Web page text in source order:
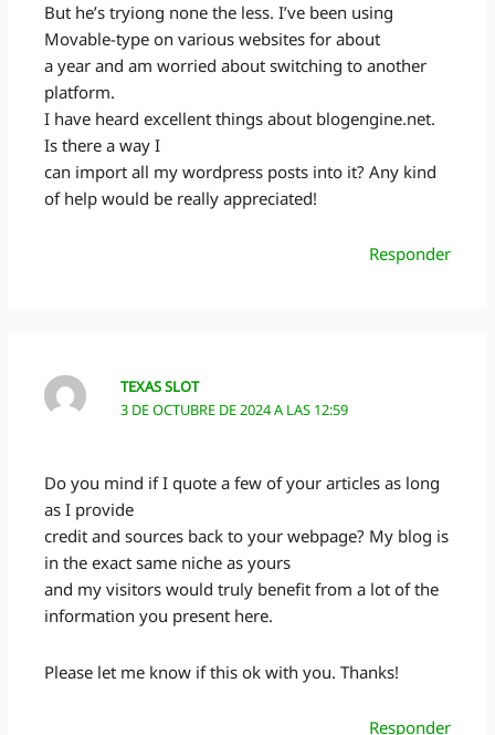
But he’s tryiong none the less. I’ve been using
Movable-type on various websites for about
a year and am worried about switching to another
platform.
I have heard excellent things about blogengine.net.
Is there a way I
can import all my wordpress posts into it? Any kind
of help would be really appreciated!
Responder
TEXAS SLOT
3 DE OCTUBRE DE 2024 A LAS 12:59
Do you mind if I quote a few of your articles as long
as I provide
credit and sources back to your webpage? My blog is
in the exact same niche as yours
and my visitors would truly benefit from a lot of the
information you present here.
Please let me know if this ok with you. Thanks!
Responder